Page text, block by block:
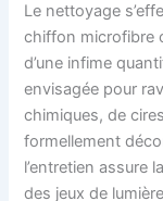
Le nettoyage
chiffon microfibre
d’une infime
envisagée pour
chimiques, de
formellement
l’entretien assure
des jeux de